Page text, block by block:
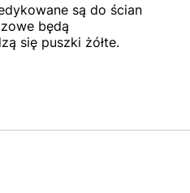
są do ścian
będą
się puszki żółte.